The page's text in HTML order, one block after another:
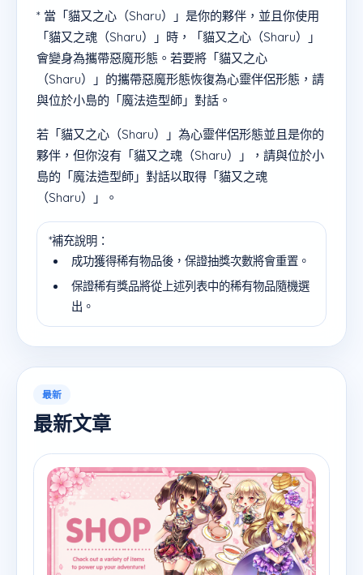
* 當「貓又之心（Sharu）」是你的夥伴，並且你使用
「貓又之魂（Sharu）」時，「貓又之心（Sharu）」
會變身為攜帶惡魔形態。若要將「貓又之心
（Sharu）」的攜帶惡魔形態恢復為心靈伴侶形態，請
與位於小島的「魔法造型師」對話。
若「貓又之心（Sharu）」為心靈伴侶形態並且是你的
夥伴，但你沒有「貓又之魂（Sharu）」，請與位於小
島的「魔法造型師」對話以取得「貓又之魂
（Sharu）」。
*補充說明：
成功獲得稀有物品後，保證抽獎次數將會重置。
保證稀有獎品將從上述列表中的稀有物品隨機選
出。
最新
最新文章